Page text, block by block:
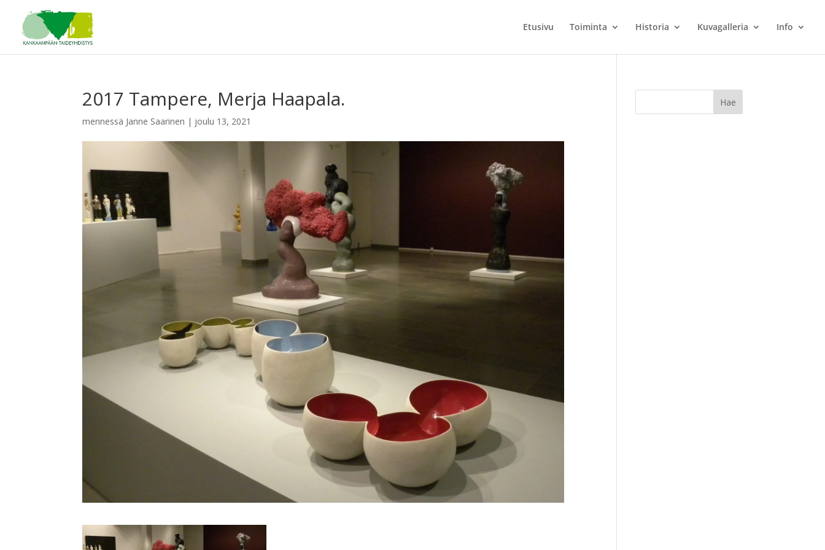
Etusivu Toiminta Historia Kuvagalleria Info
2017 Tampere, Merja Haapala.
mennessä Janne Saarinen | joulu 13, 2021